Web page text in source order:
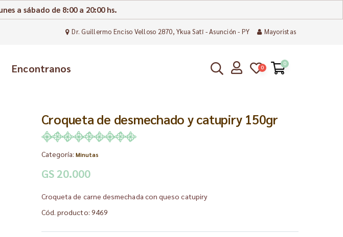
a sábado de 8:00 a 20:00 hs.
Dr. Guillermo Enciso Velloso 2870, Ykua Satĩ - Asunción - PY Mayoristas
Encontranos 0
0
Croqueta de desmechado y catupiry 150gr
Categoría: Minutas
GS 20.000
Croqueta de carne desmechada con queso catupiry
Cód. producto: 9469